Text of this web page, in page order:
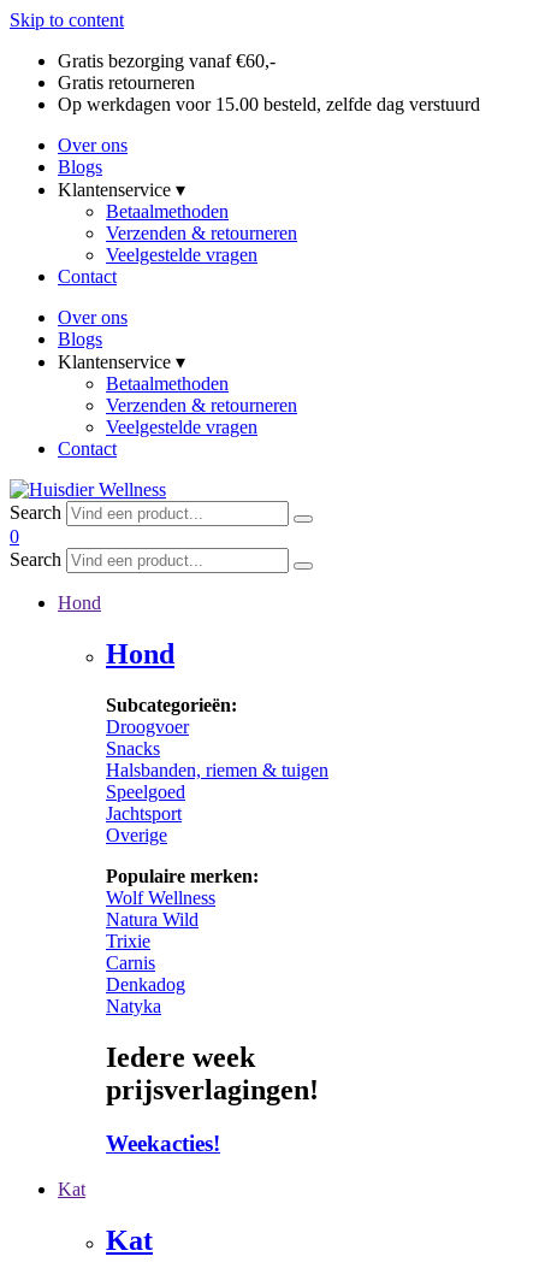
Skip to content
Gratis bezorging vanaf €60,-
Gratis retourneren
Op werkdagen voor 15.00 besteld, zelfde dag verstuurd
Over ons
Blogs
Klantenservice ▾
Betaalmethoden
Verzenden & retourneren
Veelgestelde vragen
Contact
Over ons
Blogs
Klantenservice ▾
Betaalmethoden
Verzenden & retourneren
Veelgestelde vragen
Contact
Search
0
Search
Hond
Hond
Subcategorieën:
Droogvoer
Snacks
Halsbanden, riemen & tuigen
Speelgoed
Jachtsport
Overige
Populaire merken:
Wolf Wellness
Natura Wild
Trixie
Carnis
Denkadog
Natyka
Iedere week
prijsverlagingen!
Weekacties!
Kat
Kat